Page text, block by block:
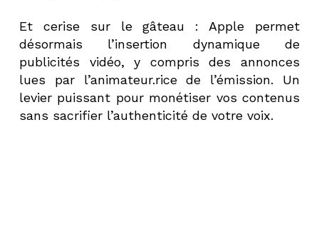
Et cerise sur le gâteau : Apple permet
désormais l’insertion dynamique de
publicités vidéo, y compris des annonces
lues par l’animateur.rice de l’émission. Un
levier puissant pour monétiser vos contenus
sans sacrifier l’authenticité de votre voix.